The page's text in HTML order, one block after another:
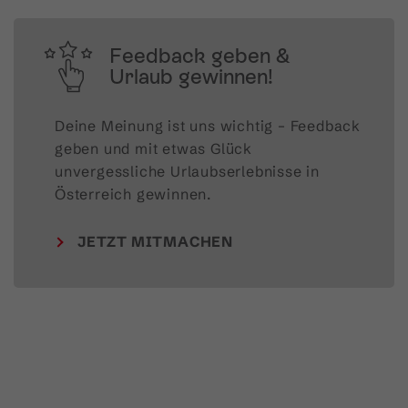
Feedback geben &
Urlaub gewinnen!
Deine Meinung ist uns wichtig – Feedback
geben und mit etwas Glück
unvergessliche Urlaubserlebnisse in
Österreich gewinnen.
JETZT MITMACHEN